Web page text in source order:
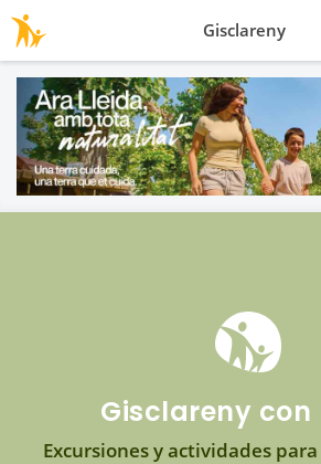
Gisclareny con
Excursiones y actividades
Gisclareny